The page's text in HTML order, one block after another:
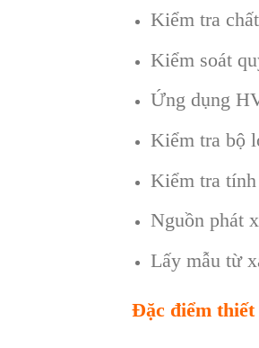
Kiểm tra
Kiểm soát
Ứng dụng
Kiểm tra bộ
Kiểm tra
Nguồn phát
Lấy mẫu từ
Đặc điểm